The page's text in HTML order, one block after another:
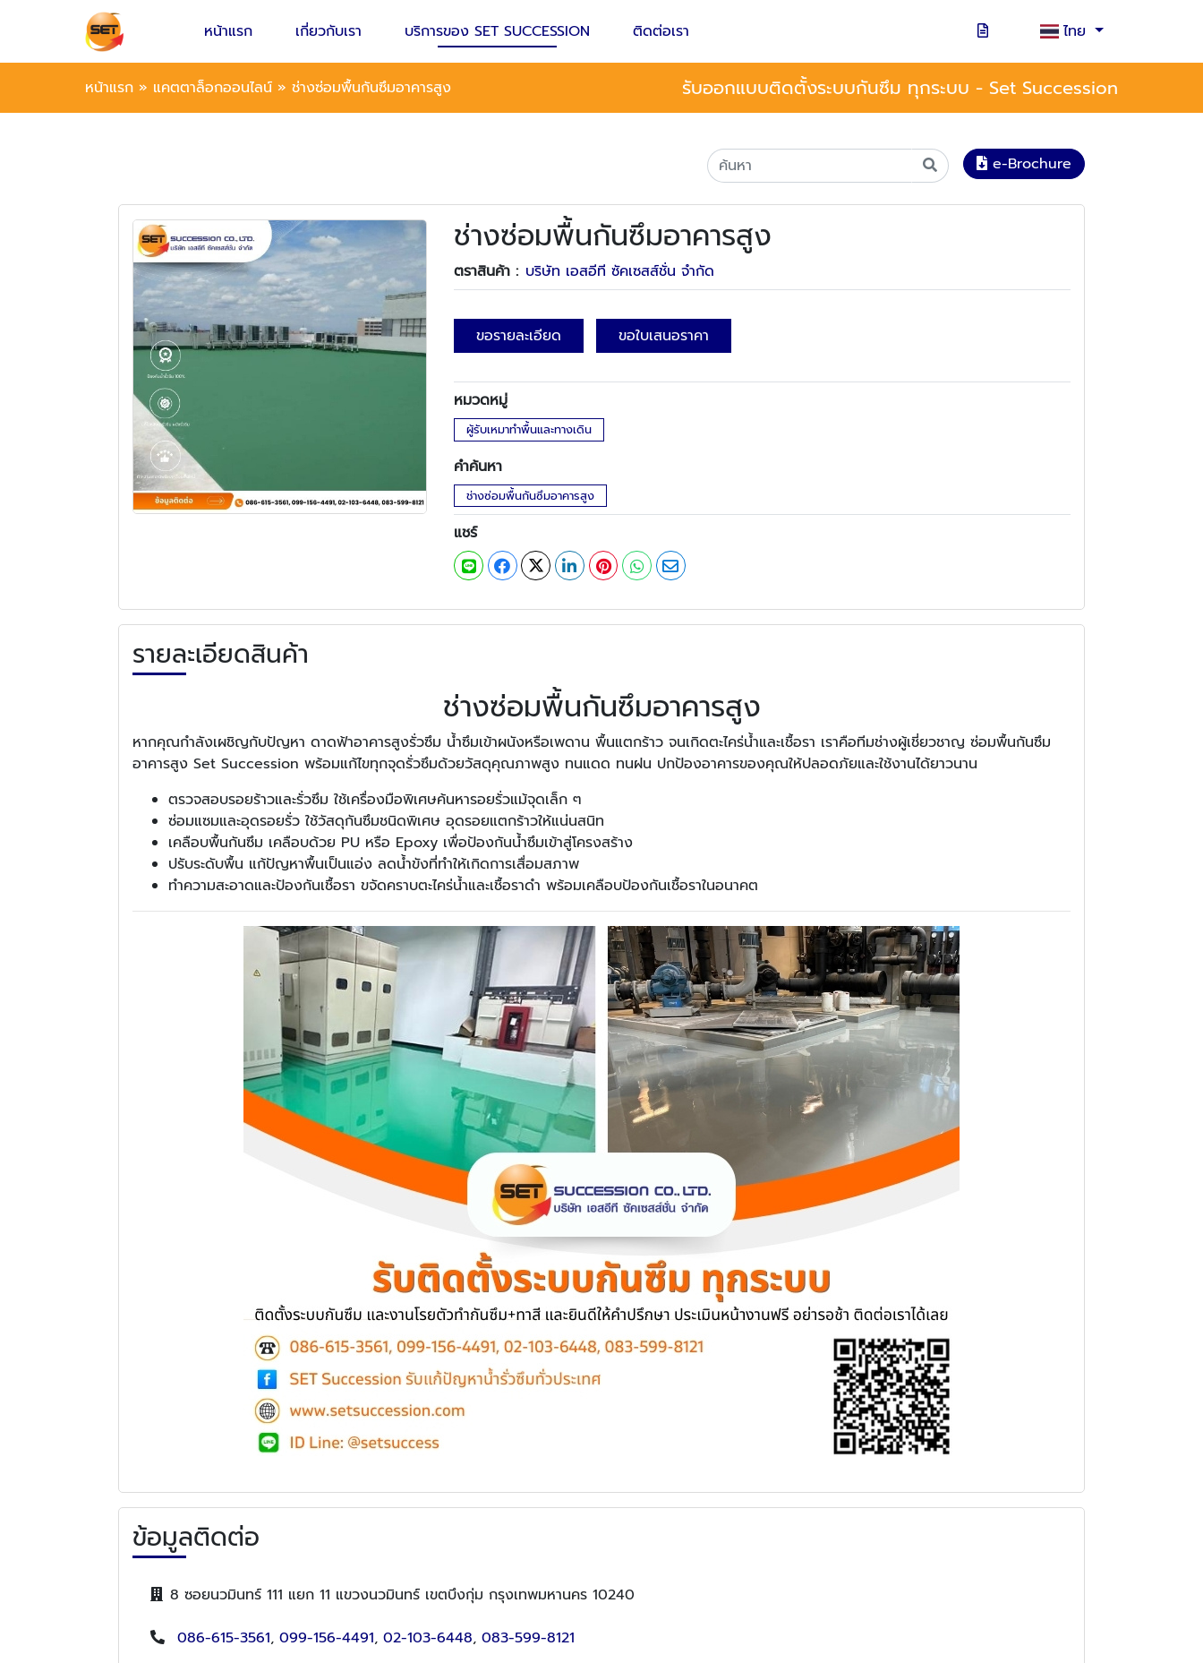
หน้าแรก เกี่ยวกับเรา บริการของ SET SUCCESSION ติดต่อเรา ไทย
หน้าแรก » แคตตาล็อกออนไลน์ » ช่างซ่อมพื้นกันซึมอาคารสูง รับออกแบบติดตั้งระบบกันซึม ทุกระบบ - Set Succession
e-Brochure
ช่างซ่อมพื้นกันซึมอาคารสูง
ตราสินค้า : บริษัท เอสอีที ซัคเซสส์ชั่น จำกัด
ขอรายละเอียด ขอใบเสนอราคา
หมวดหมู่
ผู้รับเหมาทำพื้นและทางเดิน
คำค้นหา
ช่างซ่อมพื้นกันซึมอาคารสูง
แชร์
รายละเอียดสินค้า
ช่างซ่อมพื้นกันซึมอาคารสูง
หากคุณกำลังเผชิญกับปัญหา ดาดฟ้าอาคารสูงรั่วซึม น้ำซึมเข้าผนังหรือเพดาน พื้นแตกร้าว จนเกิดตะไคร่น้ำและเชื้อรา เราคือทีมช่างผู้เชี่ยวชาญ ซ่อมพื้นกันซึม
อาคารสูง Set Succession พร้อมแก้ไขทุกจุดรั่วซึมด้วยวัสดุคุณภาพสูง ทนแดด ทนฝน ปกป้องอาคารของคุณให้ปลอดภัยและใช้งานได้ยาวนาน
ตรวจสอบรอยร้าวและรั่วซึม ใช้เครื่องมือพิเศษค้นหารอยรั่วแม้จุดเล็ก ๆ
ซ่อมแซมและอุดรอยรั่ว ใช้วัสดุกันซึมชนิดพิเศษ อุดรอยแตกร้าวให้แน่นสนิท
เคลือบพื้นกันซึม เคลือบด้วย PU หรือ Epoxy เพื่อป้องกันน้ำซึมเข้าสู่โครงสร้าง
ปรับระดับพื้น แก้ปัญหาพื้นเป็นแอ่ง ลดน้ำขังที่ทำให้เกิดการเสื่อมสภาพ
ทำความสะอาดและป้องกันเชื้อรา ขจัดคราบตะไคร่น้ำและเชื้อราดำ พร้อมเคลือบป้องกันเชื้อราในอนาคต
ข้อมูลติดต่อ
8 ซอยนวมินทร์ 111 แยก 11 แขวงนวมินทร์ เขตบึงกุ่ม กรุงเทพมหานคร 10240
086-615-3561, 099-156-4491, 02-103-6448, 083-599-8121